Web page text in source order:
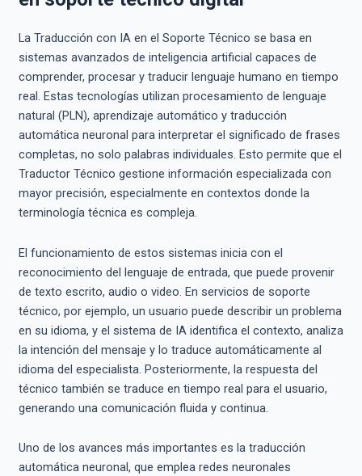
La Traducción con IA en el Soporte Técnico se basa en
sistemas avanzados de inteligencia artificial capaces de
comprender, procesar y traducir lenguaje humano en tiempo
real. Estas tecnologías utilizan procesamiento de lenguaje
natural (PLN), aprendizaje automático y traducción
automática neuronal para interpretar el significado de frases
completas, no solo palabras individuales. Esto permite que el
Traductor Técnico gestione información especializada con
mayor precisión, especialmente en contextos donde la
terminología técnica es compleja.
El funcionamiento de estos sistemas inicia con el
reconocimiento del lenguaje de entrada, que puede provenir
de texto escrito, audio o video. En servicios de soporte
técnico, por ejemplo, un usuario puede describir un problema
en su idioma, y el sistema de IA identifica el contexto, analiza
la intención del mensaje y lo traduce automáticamente al
idioma del especialista. Posteriormente, la respuesta del
técnico también se traduce en tiempo real para el usuario,
generando una comunicación fluida y continua.
Uno de los avances más importantes es la traducción
automática neuronal, que emplea redes neuronales